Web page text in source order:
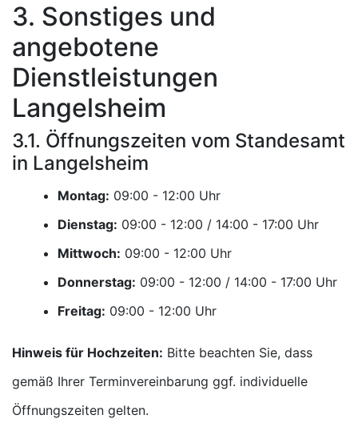
3. Sonstiges und
angebotene
Dienstleistungen
Langelsheim
3.1. Öffnungszeiten vom Standesamt
in Langelsheim
Montag:
Uhr
Dienstag:
Uhr
Mittwoch:
Uhr
Donnerstag:
Uhr
Freitag:
Uhr
Hinweis für Hochzeiten: Bitte beachten Sie, dass
gemäß Ihrer Terminvereinbarung ggf. individuelle
Öffnungszeiten gelten.